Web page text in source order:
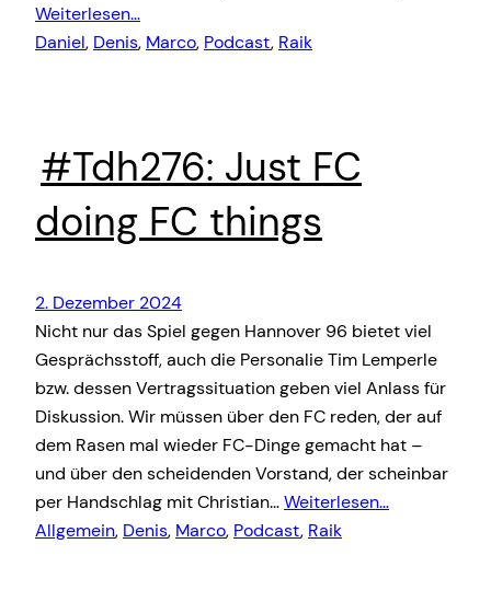
Weiterlesen…
Daniel, Denis, Marco, Podcast, Raik
#Tdh276: Just FC
doing FC things
2. Dezember 2024
Nicht nur das Spiel gegen Hannover 96 bietet viel
Gesprächsstoff, auch die Personalie Tim Lemperle
bzw. dessen Vertragssituation geben viel Anlass für
Diskussion. Wir müssen über den FC reden, der auf
dem Rasen mal wieder FC-Dinge gemacht hat –
und über den scheidenden Vorstand, der scheinbar
per Handschlag mit Christian…Weiterlesen…
Allgemein, Denis, Marco, Podcast, Raik